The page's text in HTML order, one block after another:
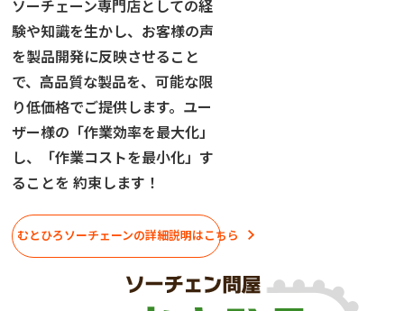
ソーチェーン専門店としての経
験や知識を生かし、お客様の声
を製品開発に反映させること
で、高品質な製品を、可能な限
り低価格でご提供します。ユー
ザー様の「作業効率を最大化」
し、「作業コストを最小化」す
ることを 約束します！
むとひろソーチェーンの詳細説明はこちら